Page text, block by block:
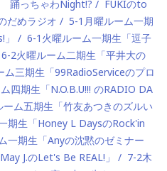
踊っちゃわNight!?
FUKIのto
だめラジオ
5-1月曜ルーム一期
6-1火曜ルーム一期生「逗子
6-2火曜ルーム二期生「平井大の
ム三期生「99RadioServiceのプロ
四期生「N.O.B.U!!! のRADIO DA
ム五期生「竹友あつきのズルい
期生「Honey L DaysのRock'in
一期生「Anyの沈黙のゼミナー
J.のLet's Be REAL!」
7-2木